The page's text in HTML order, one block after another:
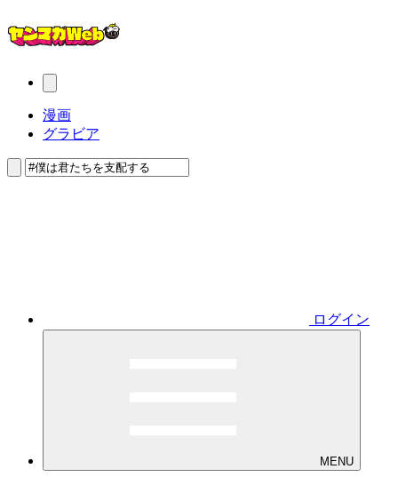
漫画
グラビア
ログイン
MENU